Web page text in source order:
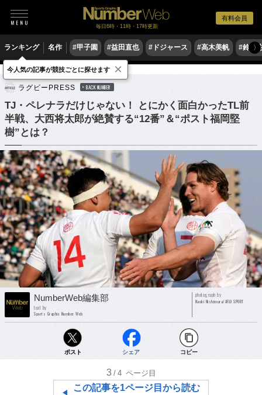
有料会員
毎日6時・11時・17時更新
ランキング 名作 #甲子園 #益田直也 #ドジャース #高木美帆 #鈴木
〉
ラグビー リーグワン
ラグビーPRESS BACK NUMBER
TJ・ペレナラだけじゃない！ とにかく面白かったTL前
半戦、大西将太郎が絶賛する“12番”＆“ポスト福岡堅
樹”とは？
NumberWeb編集部
text by
Sports Graphic Number Web
photograph by
Naoki Nishimura/AFLO SPORT
ポスト シェア コピー
3 /4 ページ目
この記事を1ページ目から読む
今人気の記事が競技ごとに探せます ×